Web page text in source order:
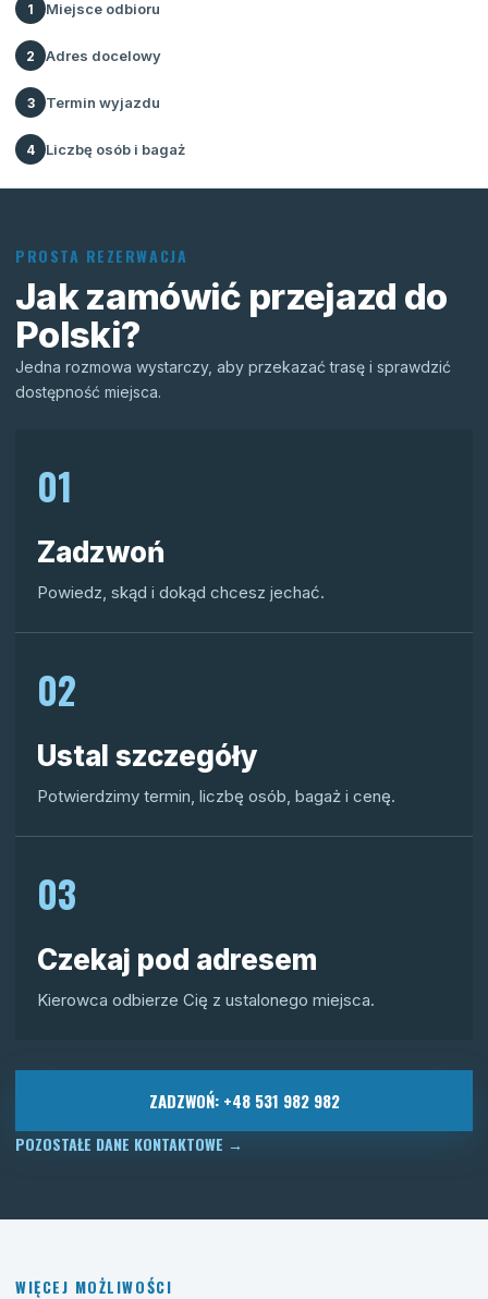
1 Miejsce odbioru
2 Adres docelowy
3 Termin wyjazdu
4 Liczbę osób i bagaż
PROSTA REZERWACJA
Jak zamówić przejazd do
Polski?
Jedna rozmowa wystarczy, aby przekazać trasę i sprawdzić
dostępność miejsca.
01
Zadzwoń
Powiedz, skąd i dokąd chcesz jechać.
02
Ustal szczegóły
Potwierdzimy termin, liczbę osób, bagaż i cenę.
03
Czekaj pod adresem
Kierowca odbierze Cię z ustalonego miejsca.
ZADZWOŃ: +48 531 982 982
POZOSTAŁE DANE KONTAKTOWE →
WIĘCEJ MOŻLIWOŚCI